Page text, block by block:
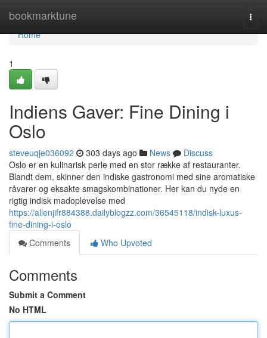
bookmarktune
Home
Home
1
Indiens Gaver: Fine Dining i
Oslo
steveuqje036092 303 days ago News
Discuss
Oslo er en kulinarisk perle med en stor række af restauranter.
Blandt dem, skinner den indiske gastronomi med sine aromatiske
råvarer og eksakte smagskombinationer. Her kan du nyde en
rigtig indisk madoplevelse med
https://allenjifr884388.dailyblogzz.com/36545118/indisk-luxus-
fine-dining-i-oslo
Comments
Who Upvoted
Comments
Submit a Comment
No HTML